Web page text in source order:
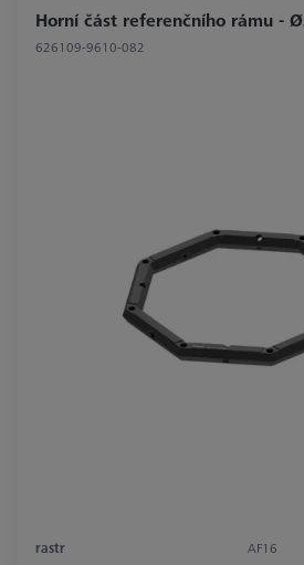
Horní část referenčního rámu -
626109-9610-082
rastr AF16